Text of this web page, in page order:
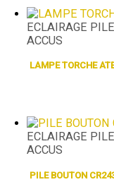
ECLAIRAGE
ACCUS
LAMPE TORCHE
ECLAIRAGE
ACCUS
PILE BOUTON